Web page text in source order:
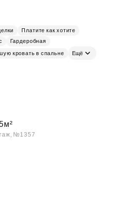
Платите как хотите
Гардеробная
кровать в спальне Ещё
№1357